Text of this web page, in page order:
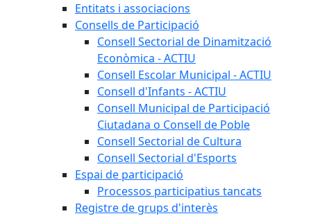
Entitats i associacions
Consells de Participació
Consell Sectorial de Dinamització
Econòmica - ACTIU
Consell Escolar Municipal - ACTIU
Consell d'Infants - ACTIU
Consell Municipal de Participació
Ciutadana o Consell de Poble
Consell Sectorial de Cultura
Consell Sectorial d'Esports
Espai de participació
Processos participatius tancats
Registre de grups d'interès